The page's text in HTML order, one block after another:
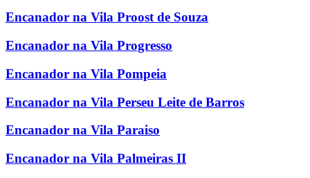
Encanador na Vila Proost de Souza
Encanador na Vila Progresso
Encanador na Vila Pompeia
Encanador na Vila Perseu Leite de Barros
Encanador na Vila Paraiso
Encanador na Vila Palmeiras II